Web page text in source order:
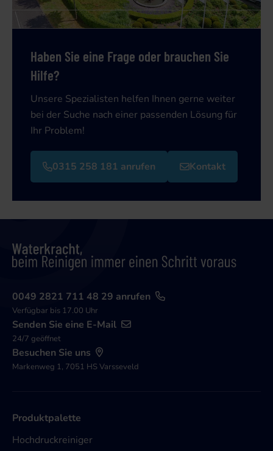
Haben Sie eine Frage oder brauchen Sie
Hilfe?
Unsere Spezialisten helfen Ihnen gerne weiter
bei der Suche nach einer passenden Lösung für
Ihr Problem!
0315 258 181 anrufen Kontakt
0049 2821 711 48 29 anrufen
Verfügbar bis 17.00 Uhr
Senden Sie eine E-Mail
24/7 geöffnet
Besuchen Sie uns
Markenweg 1, 7051 HS Varsseveld
Produktpalette
Hochdruckreiniger